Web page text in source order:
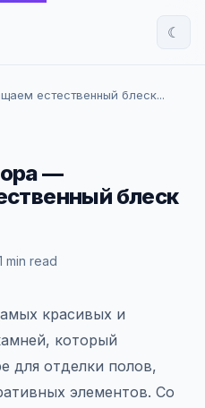
☾
естественный блеск...
—
блеск
min read
красивых и
который
для отделки полов,
элементов. Со